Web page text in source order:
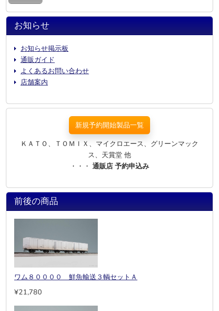
お知らせ
お知らせ掲示板
通販ガイド
よくあるお問い合わせ
店舗案内
新規予約開始製品一覧
ＫＡＴＯ、ＴＯＭＩＸ、マイクロエース、グリーンマック
ス、天賞堂 他
・・・ 通販店 予約申込み
前後の商品
ワム８００００ 鮮魚輸送３輌セットＡ
¥21,780